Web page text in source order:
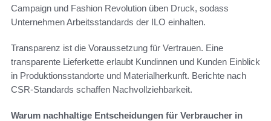
Campaign und Fashion Revolution üben Druck, sodass
Unternehmen Arbeitsstandards der ILO einhalten.
Transparenz ist die Voraussetzung für Vertrauen. Eine
transparente Lieferkette erlaubt Kundinnen und Kunden Einblick
in Produktionsstandorte und Materialherkunft. Berichte nach
CSR-Standards schaffen Nachvollziehbarkeit.
Warum nachhaltige Entscheidungen für Verbraucher in